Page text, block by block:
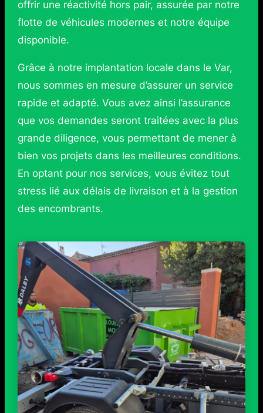
offrir une réactivité hors pair, assurée par notre
flotte de véhicules modernes et notre équipe
disponible.
Grâce à notre implantation locale dans le Var,
nous sommes en mesure d’assurer un service
rapide et adapté. Vous avez ainsi l’assurance
que vos demandes seront traitées avec la plus
grande diligence, vous permettant de mener à
bien vos projets dans les meilleures conditions.
En optant pour nos services, vous évitez tout
stress lié aux délais de livraison et à la gestion
des encombrants.